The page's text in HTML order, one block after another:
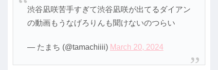
渋谷凪咲苦手すぎて渋谷凪咲が出てるダイアン
の動画もうなげろりんも聞けないのつらい
— たまち (@tamachiiii) March 20, 2024